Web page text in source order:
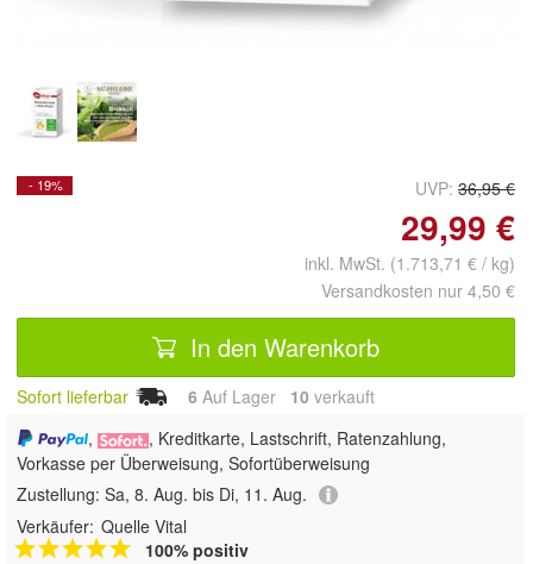
- 19% UVP: 36,95 €
29,99 €
inkl. MwSt. (1.713,71 € / kg)
Versandkosten nur 4,50 €
In den Warenkorb
Sofort lieferbar 6 Auf Lager 10 verkauft
,
, Kreditkarte, Lastschrift, Ratenzahlung,
Vorkasse per Überweisung, Sofortüberweisung
Zustellung: Sa, 8. Aug. bis Di, 11. Aug.
Verkäufer: Quelle Vital
100% positiv